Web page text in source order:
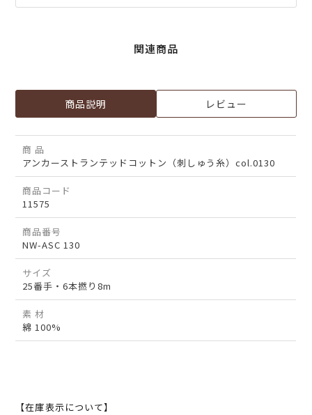
関連商品
商品説明 レビュー
商 品
アンカーストランテッドコットン（刺しゅう糸）col.0130
商品コード
11575
商品番号
NW-ASC 130
サイズ
25番手・6本撚り8m
素 材
綿 100%
【在庫表示について】